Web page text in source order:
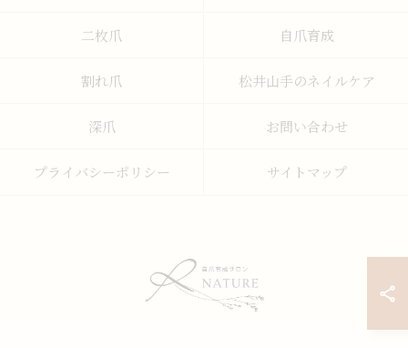
二枚爪 自爪育成
割れ爪 松井山手のネイルケア
深爪 お問い合わせ
プライバシーポリシー サイトマップ